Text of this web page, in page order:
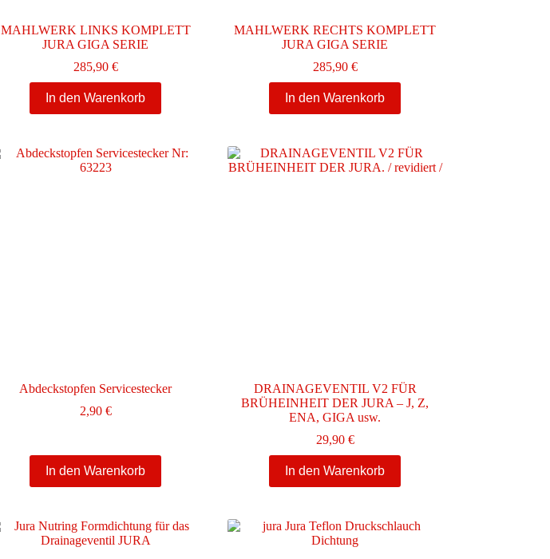
MAHLWERK LINKS KOMPLETT
JURA GIGA SERIE
285,90 €
In den Warenkorb
MAHLWERK RECHTS KOMPLETT
JURA GIGA SERIE
285,90 €
In den Warenkorb
Abdeckstopfen Servicestecker
2,90 €
In den Warenkorb
DRAINAGEVENTIL V2 FÜR
BRÜHEINHEIT DER JURA – J, Z,
ENA, GIGA usw.
29,90 €
In den Warenkorb